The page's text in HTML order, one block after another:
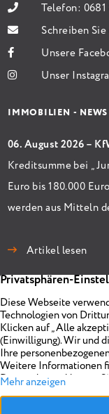
Telefon:
Schreiben
Unsere
Unser
IMMOBILIEN - NEWS
Kreditsumme bei
Euro bis 180.000
werden aus Mitteln
Zinsbindung
energetischer
Artikel lesen
Immobilien
Projekte
Vermarkten